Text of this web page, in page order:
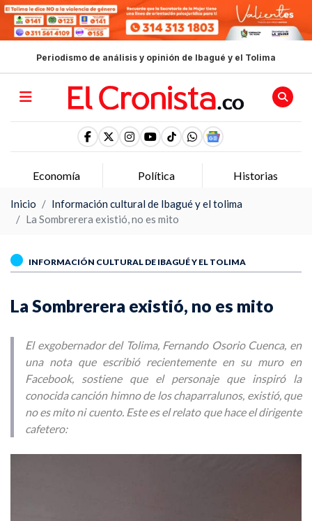
Periodismo de análisis y opinión de Ibagué y el Tolima
Economía Política Historias
Inicio
Información cultural de Ibagué y el tolima
La Sombrerera existió, no es mito
INFORMACIÓN CULTURAL DE IBAGUÉ Y EL TOLIMA
La Sombrerera existió, no es mito
El exgobernador del Tolima, Fernando Osorio Cuenca, en
una nota que escribió recientemente en su muro en
Facebook, sostiene que el personaje que inspiró la
conocida canción himno de los chaparralunos, existió, que
no es mito ni cuento. Este es el relato que hace el dirigente
cafetero: